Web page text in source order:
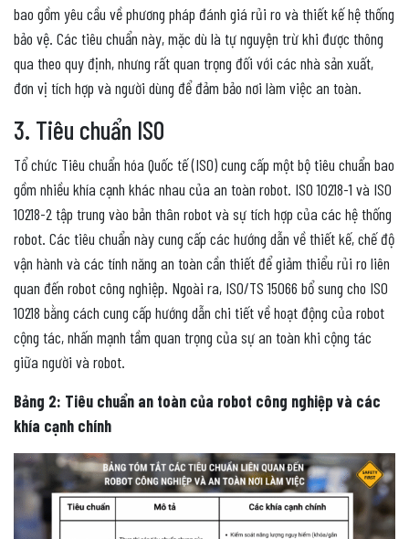
bao gồm yêu cầu về phương pháp đánh giá rủi ro và thiết kế hệ thống
bảo vệ. Các tiêu chuẩn này, mặc dù là tự nguyện trừ khi được thông
qua theo quy định, nhưng rất quan trọng đối với các nhà sản xuất,
đơn vị tích hợp và người dùng để đảm bảo nơi làm việc an toàn​​.
3. Tiêu chuẩn ISO
Tổ chức Tiêu chuẩn hóa Quốc tế (ISO) cung cấp một bộ tiêu chuẩn bao
gồm nhiều khía cạnh khác nhau của an toàn robot. ISO 10218-1 và ISO
10218-2 tập trung vào bản thân robot và sự tích hợp của các hệ thống
robot. Các tiêu chuẩn này cung cấp các hướng dẫn về thiết kế, chế độ
vận hành và các tính năng an toàn cần thiết để giảm thiểu rủi ro liên
quan đến robot công nghiệp. Ngoài ra, ISO/TS 15066 bổ sung cho ISO
10218 bằng cách cung cấp hướng dẫn chi tiết về hoạt động của robot
cộng tác, nhấn mạnh tầm quan trọng của sự an toàn khi cộng tác
giữa người và robot.
Bảng 2: Tiêu chuẩn an toàn của robot công nghiệp và các
khía cạnh chính